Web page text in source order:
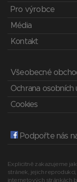
Pro výrobce
Média
Kontakt
Všeobecné
Ochrana osobních
Cookies
Podpořte nás
Explicitně zakazujeme
stránek, jejich
internetových stránkách